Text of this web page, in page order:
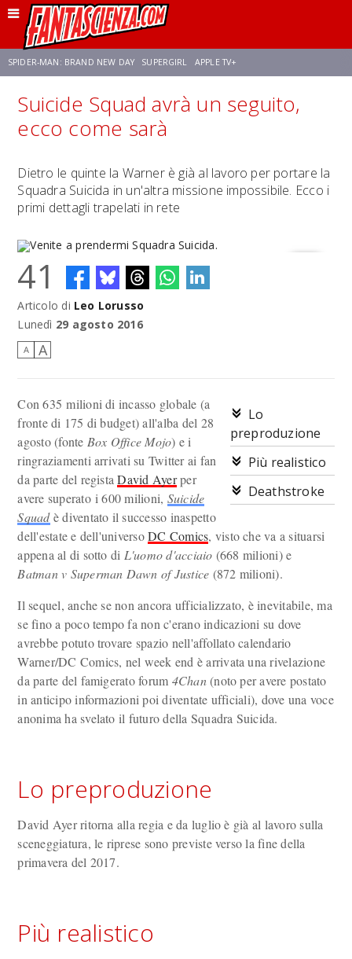
SPIDER-MAN: BRAND NEW DAY SUPERGIRL APPLE TV+
FRANCO RICCIARDIELLO ZENDAYA STAR TREK AVENGERS: DOOMSDAY
Suicide Squad avrà un seguito,
ecco come sarà
Dietro le quinte la Warner è già al lavoro per portare la
Squadra Suicida in un'altra missione impossibile. Ecco i
primi dettagli trapelati in rete
Venite a prendermi Squadra Suicida.
41
Articolo di Leo Lorusso
Lunedì 29 agosto 2016
A A
Lo
preproduzione
Più realistico
Deathstroke
Con 635 milioni di incasso globale (a
fronte di 175 di budget) all'alba del 28
agosto (fonte Box Office Mojo) e i
ringraziamenti arrivati su Twitter ai fan
da parte del registaDavid Ayerper
avere superato i 600 milioni, Suicide
Squadè diventato il successo inaspetto
dell'estate e dell'universoDC Comics, visto che va a situarsi
appena al di sotto di L'uomo d'acciaio (668 milioni) e
Batman v Superman Dawn of Justice (872 milioni).
Il sequel, anche se non ancora ufficializzato, è inevitabile, ma
se fino a poco tempo fa non c'erano indicazioni su dove
avrebbe potuto trovare spazio nell'affollato calendario
Warner/DC Comics, nel week end è arrivata una rivelazione
da parte del famigerato forum 4Chan(noto per avere postato
in anticipo informazioni poi diventate ufficiali), dove una voce
anonima ha svelato il futuro della Squadra Suicida.
Lo preproduzione
David Ayer ritorna alla regia e da luglio è già al lavoro sulla
sceneggiatura, le riprese sono previste verso la fine della
primavera del 2017.
Più realistico